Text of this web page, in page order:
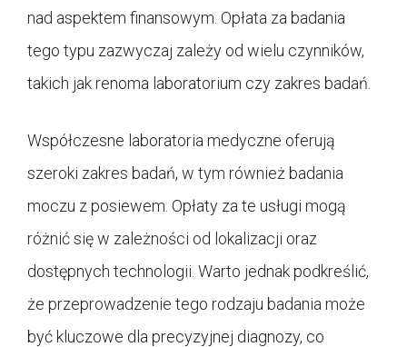
nad aspektem finansowym. Opłata za badania
tego typu zazwyczaj zależy od wielu czynników,
takich jak renoma laboratorium czy zakres badań.
Współczesne laboratoria medyczne oferują
szeroki zakres badań, w tym również badania
moczu z posiewem. Opłaty za te usługi mogą
różnić się w zależności od lokalizacji oraz
dostępnych technologii. Warto jednak podkreślić,
że przeprowadzenie tego rodzaju badania może
być kluczowe dla precyzyjnej diagnozy, co